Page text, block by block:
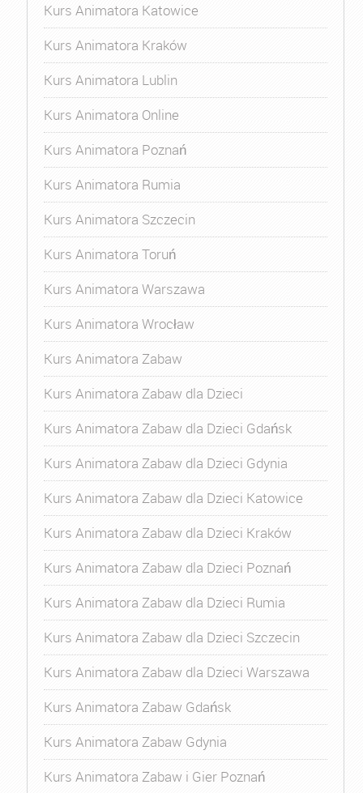
Kurs Animatora Katowice
Kurs Animatora Kraków
Kurs Animatora Lublin
Kurs Animatora Online
Kurs Animatora Poznań
Kurs Animatora Rumia
Kurs Animatora Szczecin
Kurs Animatora Toruń
Kurs Animatora Warszawa
Kurs Animatora Wrocław
Kurs Animatora Zabaw
Kurs Animatora Zabaw dla Dzieci
Kurs Animatora Zabaw dla Dzieci Gdańsk
Kurs Animatora Zabaw dla Dzieci Gdynia
Kurs Animatora Zabaw dla Dzieci Katowice
Kurs Animatora Zabaw dla Dzieci Kraków
Kurs Animatora Zabaw dla Dzieci Poznań
Kurs Animatora Zabaw dla Dzieci Rumia
Kurs Animatora Zabaw dla Dzieci Szczecin
Kurs Animatora Zabaw dla Dzieci Warszawa
Kurs Animatora Zabaw Gdańsk
Kurs Animatora Zabaw Gdynia
Kurs Animatora Zabaw i Gier Poznań